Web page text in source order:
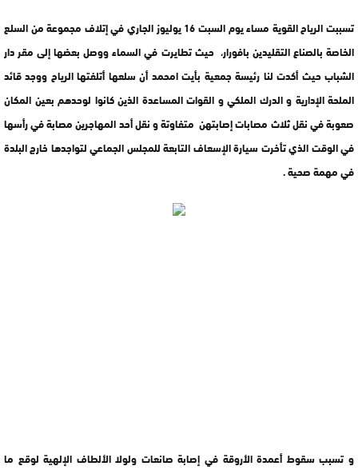
تسببت الرياح القوية مساء يوم السبت 16 يوليوز الجاري في إتلاف مجموعة من السلع
الخاصة بالصناع التقليدين بافورار، حيث تطايرت في السماء ووصل بعضها إلى مقر دار
الشباب حيث أكدت لنا رئيسة جمعية بأيت امحمد أن سلعها أتلفتها الرياح ووجد قائد
الملحة الإدارية و الدرك الملكي و القوات المساعدة الذين كانوا لوحدهم بعين المكان
صعوبة في نقل ثلاث مصابات إصابتهن متفاوتة و نقل أحد المهاجرين مصابة في رأسها
في الوقت الذي تأخرت سيارة الإسعاف التابعة للمجلس الجماعي لتواجدها خارج البلدة
في مهمة صحية .
و تسبب سقوط أعمدة الأروقة في إصابة صانعات ولولا الألطاف الإلهية لوقع ما